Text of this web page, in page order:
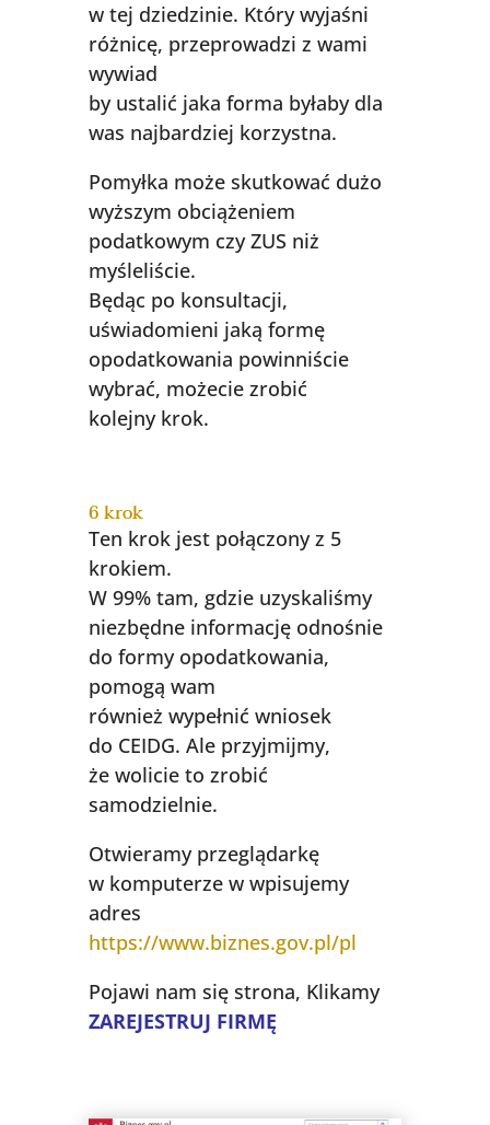
w tej dziedzinie. Który wyjaśni
różnicę, przeprowadzi z wami
wywiad
by ustalić jaka forma byłaby dla
was najbardziej korzystna.
Pomyłka może skutkować dużo
wyższym obciążeniem
podatkowym czy ZUS niż
myśleliście.
Będąc po konsultacji,
uświadomieni jaką formę
opodatkowania powinniście
wybrać, możecie zrobić
kolejny krok.
6 krok
Ten krok jest połączony z 5
krokiem.
W 99% tam, gdzie uzyskaliśmy
niezbędne informację odnośnie
do formy opodatkowania,
pomogą wam
również wypełnić wniosek
do CEIDG. Ale przyjmijmy,
że wolicie to zrobić
samodzielnie.
Otwieramy przeglądarkę
w komputerze w wpisujemy
adres
https://www.biznes.gov.pl/pl
Pojawi nam się strona, Klikamy
ZAREJESTRUJ FIRMĘ